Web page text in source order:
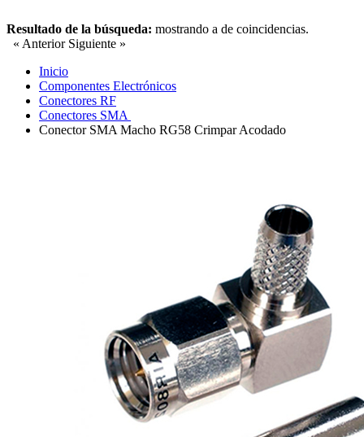
Resultado de la búsqueda: mostrando a de coincidencias.
« Anterior Siguiente »
Inicio
Componentes Electrónicos
Conectores RF
Conectores SMA
Conector SMA Macho RG58 Crimpar Acodado